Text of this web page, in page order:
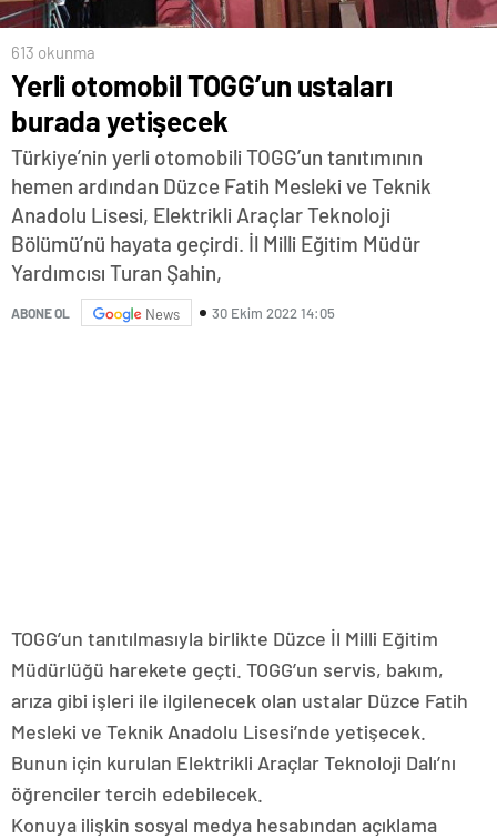
613 okunma
Yerli otomobil TOGG’un ustaları
burada yetişecek
Türkiye’nin yerli otomobili TOGG’un tanıtımının
hemen ardından Düzce Fatih Mesleki ve Teknik
Anadolu Lisesi, Elektrikli Araçlar Teknoloji
Bölümü’nü hayata geçirdi. İl Milli Eğitim Müdür
Yardımcısı Turan Şahin,
ABONE OL News 30 Ekim 2022 14:05
TOGG’un tanıtılmasıyla birlikte Düzce İl Milli Eğitim
Müdürlüğü harekete geçti. TOGG’un servis, bakım,
arıza gibi işleri ile ilgilenecek olan ustalar Düzce Fatih
Mesleki ve Teknik Anadolu Lisesi’nde yetişecek.
Bunun için kurulan Elektrikli Araçlar Teknoloji Dalı’nı
öğrenciler tercih edebilecek.
Konuya ilişkin sosyal medya hesabından açıklama